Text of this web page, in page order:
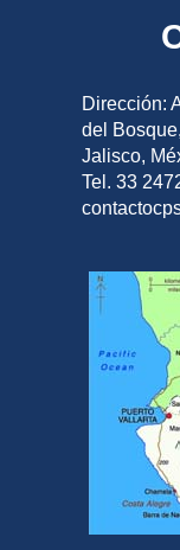
Dirección:
del
Jalisco,
Tel. 33